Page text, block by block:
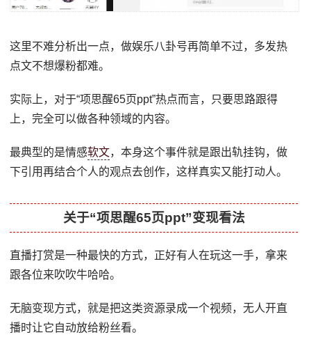
这里不难分析出一点，做娱乐八卦号再简单不过，多发热
点文不想爆粉都难。
实际上，对于“项思醒65页ppt”热点而言，只要思路跟得
上，完全可以做各种领域的内容。
最典型的是情感软文，本身这个事件就是跟出轨挂钩，做
下引用再结合个人的观点去创作，这样真实又能打动人。
关于“项思醒65页ppt”变现看法
直播打赏是一种最快的方式，正好有人在玩这一手，拿来
跟各位来吹吹牛哈哈。
无脑变现方式，就是把这类资源录成一个视频，无人开直
播时让它自动放给粉丝看。